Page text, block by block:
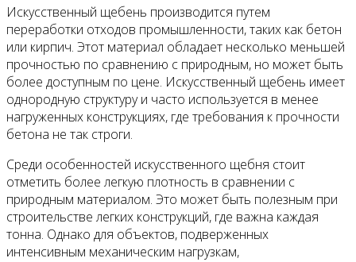
Искусственный щебень производится путем
переработки отходов промышленности, таких как бетон
или кирпич. Этот материал обладает несколько меньшей
прочностью по сравнению с природным, но может быть
более доступным по цене. Искусственный щебень имеет
однородную структуру и часто используется в менее
нагруженных конструкциях, где требования к прочности
бетона не так строги.
Среди особенностей искусственного щебня стоит
отметить более легкую плотность в сравнении с
природным материалом. Это может быть полезным при
строительстве легких конструкций, где важна каждая
тонна. Однако для объектов, подверженных
интенсивным механическим нагрузкам,